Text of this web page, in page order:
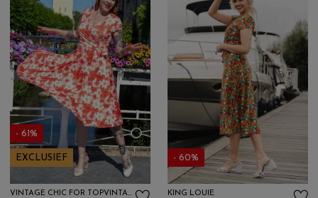
- 61%
EXCLUSIEF
VINTAGE CHIC FOR TOPVINTAGE
- 60%
KING LOUIE